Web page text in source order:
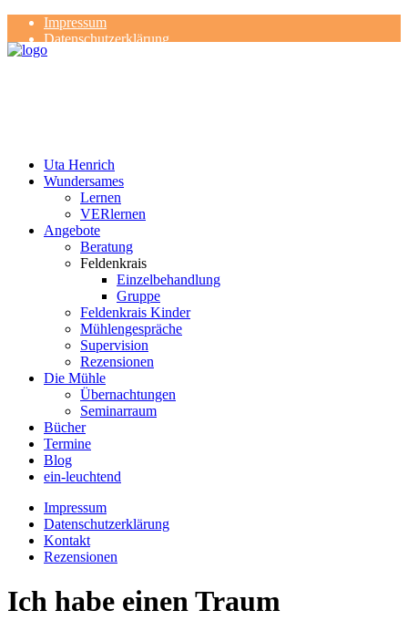
Impressum
Datenschutzerklärung
Kontakt
Uta Henrich
Wundersames
Lernen
VERlernen
Angebote
Beratung
Feldenkrais
Einzelbehandlung
Gruppe
Feldenkrais Kinder
Mühlengespräche
Supervision
Rezensionen
Die Mühle
Übernachtungen
Seminarraum
Bücher
Termine
Blog
ein-leuchtend
Impressum
Datenschutzerklärung
Kontakt
Rezensionen
Ich habe einen Traum